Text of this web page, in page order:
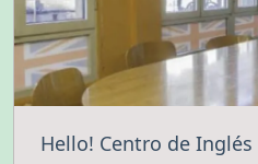
Hello! Centro de Inglés